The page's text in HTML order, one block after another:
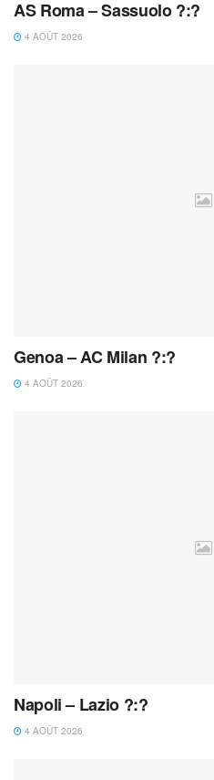
AS Roma – Sassuolo ?:?
4 AOÛT 2026
Genoa – AC Milan ?:?
4 AOÛT 2026
Napoli – Lazio ?:?
4 AOÛT 2026